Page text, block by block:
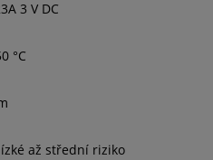
3 V DC
°C
až střední riziko